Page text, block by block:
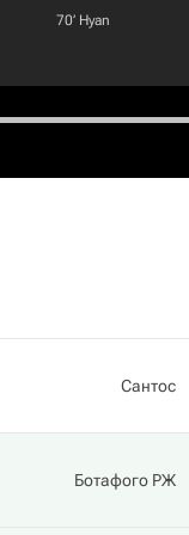
70‎’‎ Hyan
Сантос
Ботафого РЖ